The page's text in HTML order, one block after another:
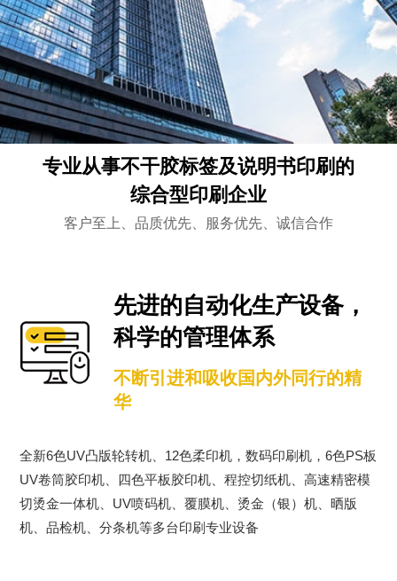
专业从事不干胶标签及说明书印刷的
综合型印刷企业
客户至上、品质优先、服务优先、诚信合作
先进的自动化生产设备，
科学的管理体系
不断引进和吸收国内外同行的精
华
全新6色UV凸版轮转机、12色柔印机，数码印刷机，6色PS板
UV卷筒胶印机、四色平板胶印机、程控切纸机、高速精密模
切烫金一体机、UV喷码机、覆膜机、烫金（银）机、晒版
机、品检机、分条机等多台印刷专业设备